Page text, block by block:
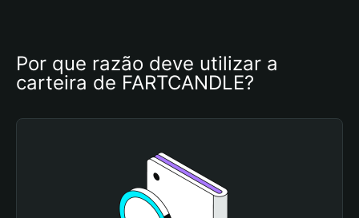
Por que razão deve utilizar a
carteira de FARTCANDLE?